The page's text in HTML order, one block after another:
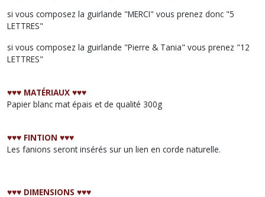
si vous composez la guirlande "MERCI" vous prenez donc "5
LETTRES"
si vous composez la guirlande "Pierre & Tania" vous prenez "12
LETTRES"
♥︎♥︎♥︎ MATÉRIAUX ♥︎♥︎♥︎
Papier blanc mat épais et de qualité 300g
♥︎♥︎♥︎ FINTION ♥︎♥︎♥︎
Les fanions seront insérés sur un lien en corde naturelle.
♥︎♥︎♥︎ DIMENSIONS ♥︎♥︎♥︎